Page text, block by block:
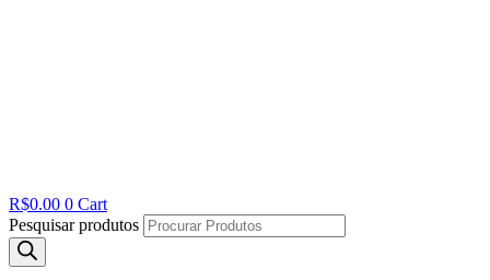
R$0.00 0 Cart
Pesquisar produtos